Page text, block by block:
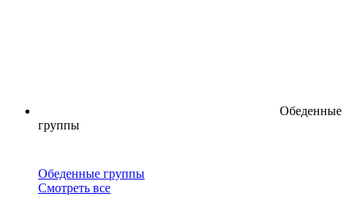
Обеденные
группы
Обеденные группы
Смотреть все